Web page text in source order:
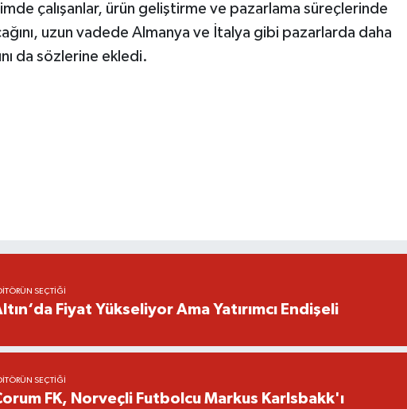
çalışanlar, ürün geliştirme ve pazarlama süreçlerinde
uzun vadede Almanya ve İtalya gibi pazarlarda daha
da sözlerine ekledi.
SEÇTIĞI
Fiyat Yükseliyor Ama Yatırımcı Endişeli
SEÇTIĞI
FK, Norveçli Futbolcu Markus Karlsbakk'ı